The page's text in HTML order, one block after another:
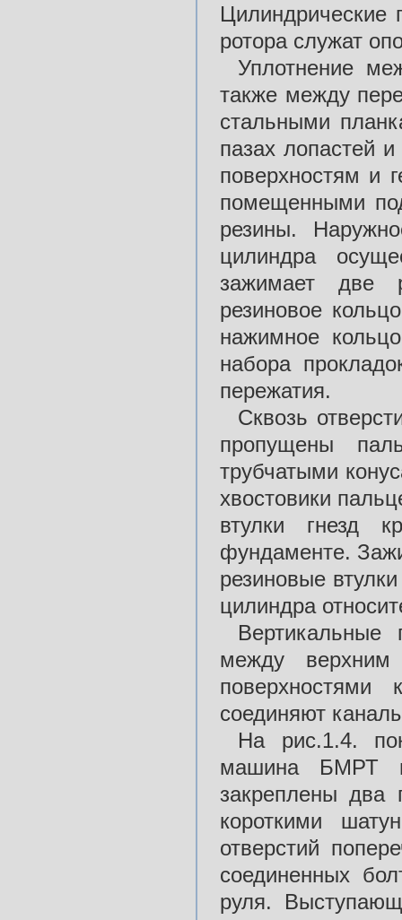
Цилиндрические
ротора служат
Уплотнение
также между
стальными
пазах лопастей
поверхностям и
помещенными
резины.
цилиндра
зажимает две
резиновое
нажимное
набора
пережатия.
Сквозь
пропущены
трубчатыми
хвостовики
втулки гнезд
фундаменте.
резиновые
цилиндра
Вертикальные
между
поверхностями
соединяют
На рис.1.4.
машина БМРТ
закреплены два
короткими
отверстий
соединенных
руля.